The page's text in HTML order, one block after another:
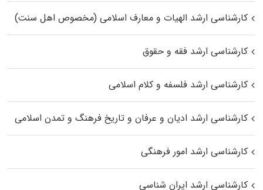
کارشناسی ارشد الهیات و معارف اسلامی (مخصوص اهل سنت)
کارشناسی ارشد فقه و حقوق
کارشناسی ارشد فلسفه و کلام اسلامی
کارشناسی ارشد ادیان و عرفان و تاریخ فرهنگ و تمدن اسلامی
کارشناسی ارشد امور فرهنگی
کارشناسی ارشد ایران شناسی